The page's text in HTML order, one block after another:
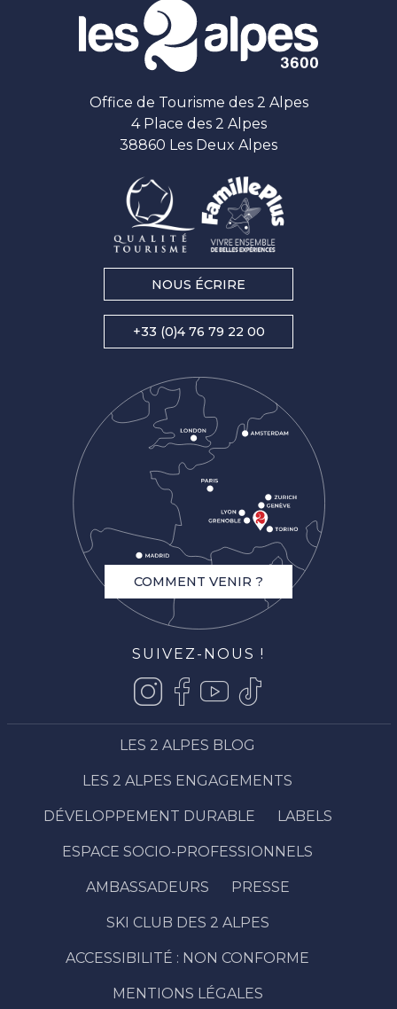
Office de Tourisme des 2 Alpes
4 Place des 2 Alpes
38860 Les Deux Alpes
NOUS ÉCRIRE
+33 (0)4 76 79 22 00
COMMENT VENIR ?
SUIVEZ-NOUS !
LES 2 ALPES BLOG
LES 2 ALPES ENGAGEMENTS
DÉVELOPPEMENT DURABLE LABELS
ESPACE SOCIO-PROFESSIONNELS
AMBASSADEURS PRESSE
SKI CLUB DES 2 ALPES
ACCESSIBILITÉ : NON CONFORME
MENTIONS LÉGALES